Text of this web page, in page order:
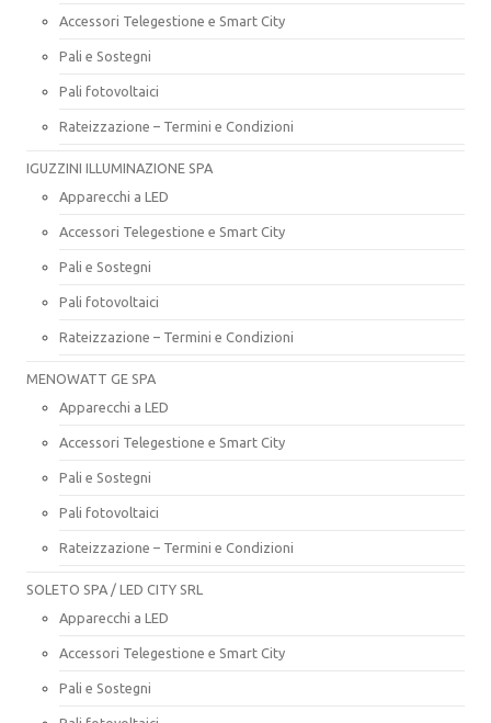
Accessori Telegestione e Smart City
Pali e Sostegni
Pali fotovoltaici
Rateizzazione – Termini e Condizioni
IGUZZINI ILLUMINAZIONE SPA
Apparecchi a LED
Accessori Telegestione e Smart City
Pali e Sostegni
Pali fotovoltaici
Rateizzazione – Termini e Condizioni
MENOWATT GE SPA
Apparecchi a LED
Accessori Telegestione e Smart City
Pali e Sostegni
Pali fotovoltaici
Rateizzazione – Termini e Condizioni
SOLETO SPA / LED CITY SRL
Apparecchi a LED
Accessori Telegestione e Smart City
Pali e Sostegni